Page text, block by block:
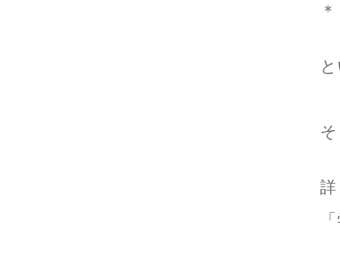
詳